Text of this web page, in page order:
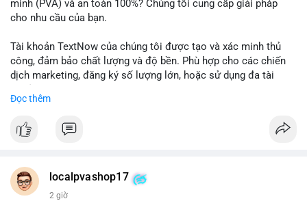
trường.
Nhà đầu tư nhỏ lẻ nên thận trọng, tránh hành động theo cảm
xúc. Quan sát dòng tiền trong 24-48 giờ tới để xác nhận xu
hướng trước khi đưa ra quyết định vào lệnh.
#68dot0591btc
minh (PVA) và an toàn 100%? Chúng tôi cung cấp giải pháp
cho nhu cầu của bạn.
Tài khoản TextNow của chúng tôi được tạo và xác minh thủ
công, đảm bảo chất lượng và độ bền. Phù hợp cho các chiến
dịch marketing, đăng ký số lượng lớn, hoặc sử dụng đa tài
chúng tôi qua:
- Email: localpvashop@gmail.com
Đọc thêm
localpvashop17
2 giờ